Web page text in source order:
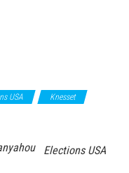
USA
Knesset
Elections USA